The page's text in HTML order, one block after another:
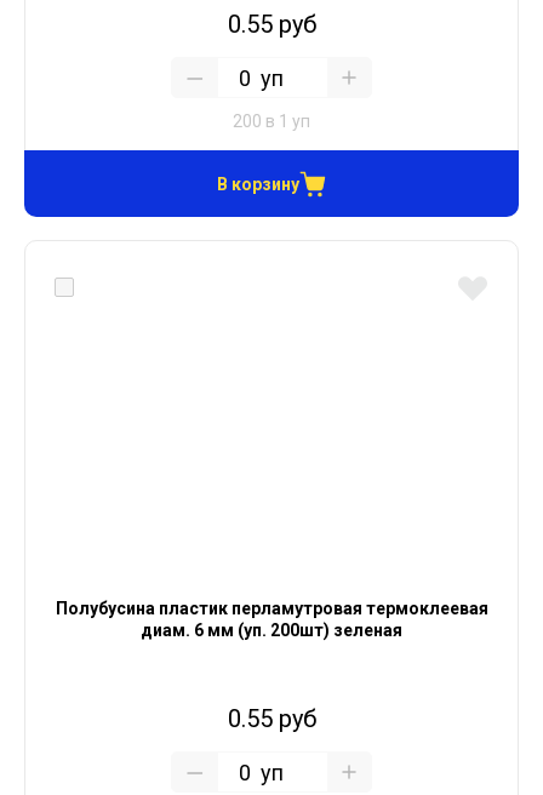
0.55 руб
уп
200 в 1 уп
В корзину
Полубусина пластик перламутровая термоклеевая
диам. 6 мм (уп. 200шт) зеленая
0.55 руб
уп